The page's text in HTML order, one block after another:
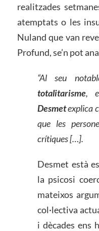
realitzades
atemptats o les
Nuland que van
Profund, se’n pot
“Al seu
totalitarisme,
Desmetexplica
que les
crítiques […].
Desmet està
la psicosi
mateixos
col·lectiva
i dècades ens